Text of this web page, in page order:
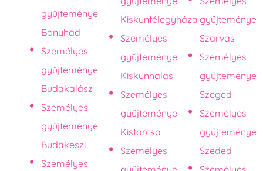
gyűjteménye
Bonyhád
Személyes
gyűjteménye
Budakalász
Személyes
gyűjteménye
Budakeszi
Személyes
Kiskunfélegyháza
Személyes
gyűjteménye
Kiskunhalas
Személyes
gyűjteménye
Kistarcsa
Személyes
gyűjteménye
Szarvas
Személyes
gyűjteménye
Szeged
Személyes
gyűjteménye
Szeded